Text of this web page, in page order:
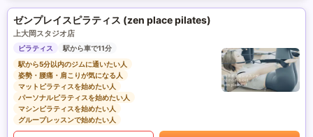
ゼンプレイスピラティス (zen place pilates)
上大岡スタジオ店
ピラティス
駅から車で11分
駅から5分以内のジムに通いたい人
姿勢・腰痛・肩こりが気になる人
マットピラティスを始めたい人
パーソナルピラティスを始めたい人
マシンピラティスを始めたい人
グループレッスンで始めたい人